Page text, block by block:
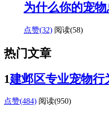
为什么你的宠
点赞(32) 阅读(58)
热门文章
1建邺区专业宠物行
点赞(484) 阅读(950)